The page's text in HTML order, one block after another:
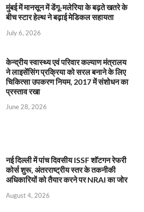
मुंबई में मानसून में डेंगू-मलेरिया के बढ़ते खतरे के
बीच स्टार हेल्थ ने बढ़ाई मेडिकल सहायता
July 6, 2026
केन्‍द्रीय स्वास्थ्य एवं परिवार कल्याण मंत्रालय
ने लाइसेंसिंग प्रक्रिया को सरल बनाने के लिए
चिकित्सा उपकरण नियम, 2017 में संशोधन का
प्रस्ताव रखा
June 28, 2026
नई दिल्ली में पांच दिवसीय ISSF शॉटगन रेफरी
कोर्स शुरू, अंतरराष्ट्रीय स्तर के तकनीकी
अधिकारियों को तैयार करने पर NRAI का जोर
August 4, 2026